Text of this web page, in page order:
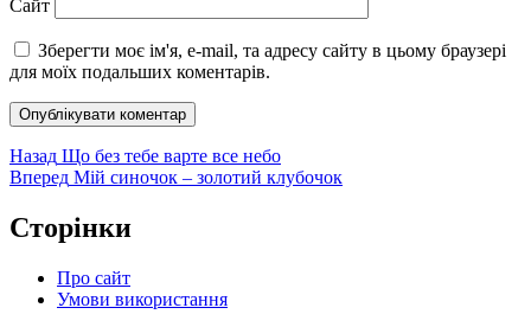
Сайт
Зберегти моє ім'я, e-mail, та адресу сайту в цьому браузері
для моїх подальших коментарів.
Навігація
записів
Назад Попередній
запис:
Що без тебе варте все небо
Вперед Наступний
Мій синочок – золотий клубочок
Сторінки
Про сайт
Умови використання